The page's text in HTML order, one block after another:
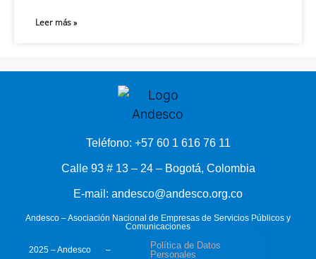
Leer más »
Teléfono: +57 60 1 616 76 11
Calle 93 # 13 – 24 – Bogotá, Colombia
E-mail: andesco@andesco.org.co
Andesco – Asociación Nacional de Empresas de Servicios Públicos y
Comunicaciones
2025 – Andesco –
Política de Datos
Personales